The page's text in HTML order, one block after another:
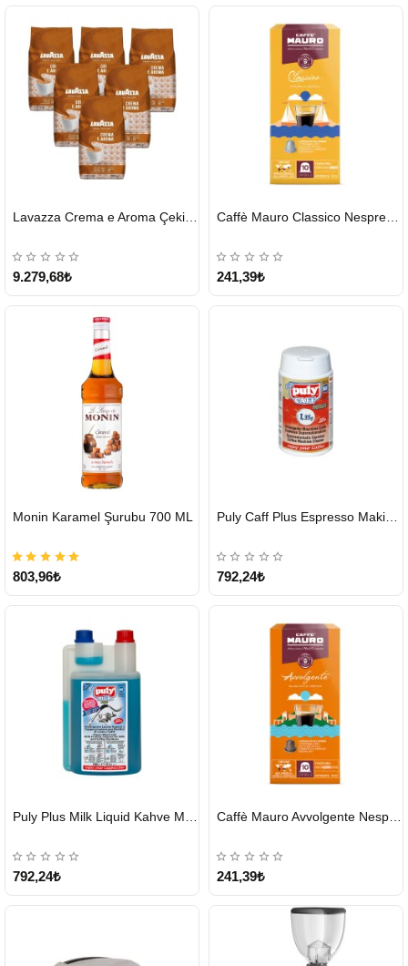
GÖNDERİ
9.279,68₺
GÖNDERİ
Caffè Mauro Classico Nespresso Kapsül
241,39₺
GÖNDERİ
Monin Karamel Şurubu 700 ML
803,96₺
GÖNDERİ
Puly Caff Plus Espresso Makinesi Temizleyici Tablet 100 x 1.35 G
792,24₺
GÖNDERİ
792,24₺
GÖNDERİ
Caffè Mauro Avvolgente Nespresso Kapsül
241,39₺